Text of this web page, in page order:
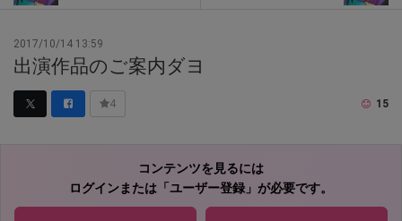
2017/10/14 13:59
出演作品のご案内ダヨ
4 15
コンテンツを見るには
ログインまたは「ユーザー登録」が必要です。